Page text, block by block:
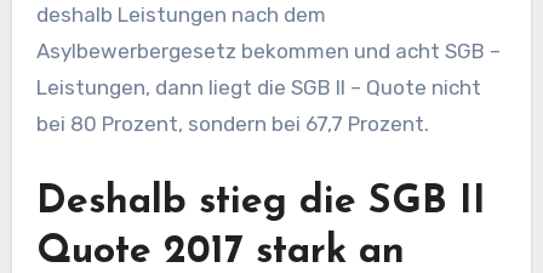
deshalb Leistungen nach dem
Asylbewerbergesetz bekommen und acht SGB –
Leistungen, dann liegt die SGB II – Quote nicht
bei 80 Prozent, sondern bei 67,7 Prozent.
Deshalb stieg die SGB II
Quote 2017 stark an